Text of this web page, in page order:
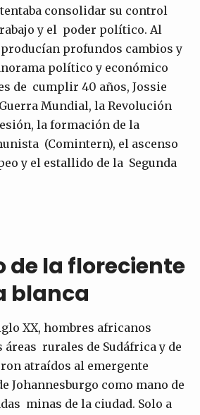
consolidar su control
y el poder político. Al
profundos cambios y
político y económico
de cumplir 40 años, Jossie
Mundial, la Revolución
la formación de la
(Comintern), el ascenso
y el estallido de la Segunda
de la floreciente
blanca
XX, hombres africanos
áreas rurales de Sudáfrica y de
atraídos al emergente
Johannesburgo como mano de
minas de la ciudad. Solo a